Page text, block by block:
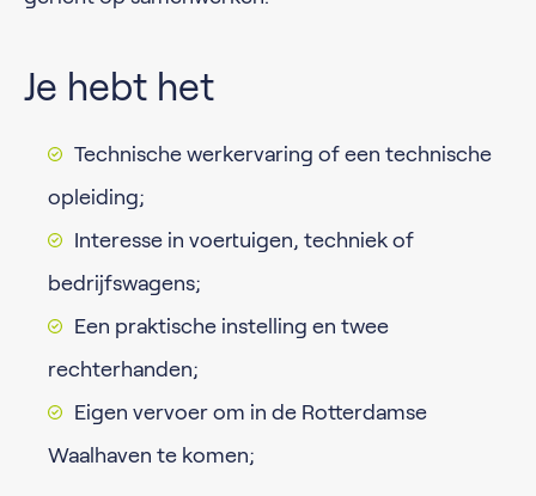
Je hebt het
Technische werkervaring of een technische
opleiding;
Interesse in voertuigen, techniek of
bedrijfswagens;
Een praktische instelling en twee
rechterhanden;
Eigen vervoer om in de Rotterdamse
Waalhaven te komen;